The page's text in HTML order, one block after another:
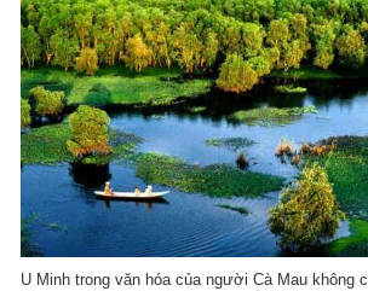
U Minh trong văn hóa của người Cà Mau không